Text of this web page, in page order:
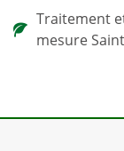
Traitement
mesure